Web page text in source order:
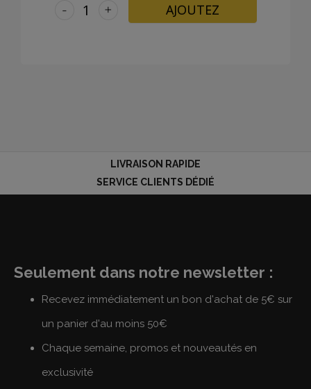
+
- AJOUTEZ
LIVRAISON RAPIDE
SERVICE CLIENTS DÉDIÉ
Seulement dans notre newsletter :
Recevez immédiatement un bon d'achat de 5€ sur
un panier d'au moins 50€
Chaque semaine, promos et nouveautés en
exclusivité